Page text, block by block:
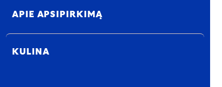
APIE APSIPIRKIMĄ
KULINA